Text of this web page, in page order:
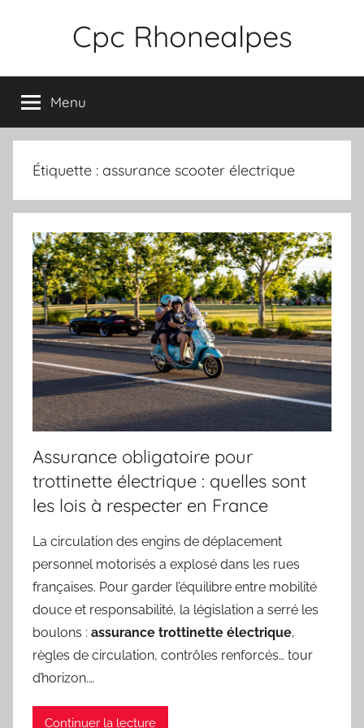
Cpc Rhonealpes
Menu
Étiquette : assurance scooter électrique
Assurance obligatoire pour
trottinette électrique : quelles sont
les lois à respecter en France
La circulation des engins de déplacement
personnel motorisés a explosé dans les rues
françaises. Pour garder l’équilibre entre mobilité
douce et responsabilité, la législation a serré les
boulons : assurance trottinette électrique,
règles de circulation, contrôles renforcés… tour
d’horizon.…
Continuer la lecture